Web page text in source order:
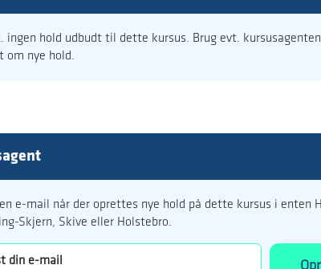
ingen hold udbudt til dette kursus. Brug evt.
om nye hold.
e-mail når der oprettes nye hold på dette kursus i enten
Skjern, Skive eller Holstebro.